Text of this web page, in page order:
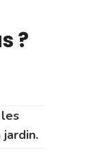
?
jardin.